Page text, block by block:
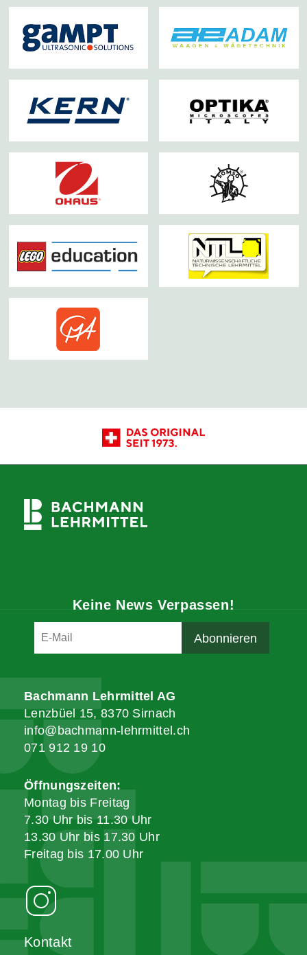
Keine News Verpassen!
Kontakt
Bachmann Lehrmittel AG
Lenzbüel 15, 8370 Sirnach
info@bachmann-lehrmittel.ch
071 912 19 10
Öffnungszeiten:
Montag bis Freitag
7.30 Uhr bis 11.30 Uhr
13.30 Uhr bis 17.30 Uhr
Freitag bis 17.00 Uhr